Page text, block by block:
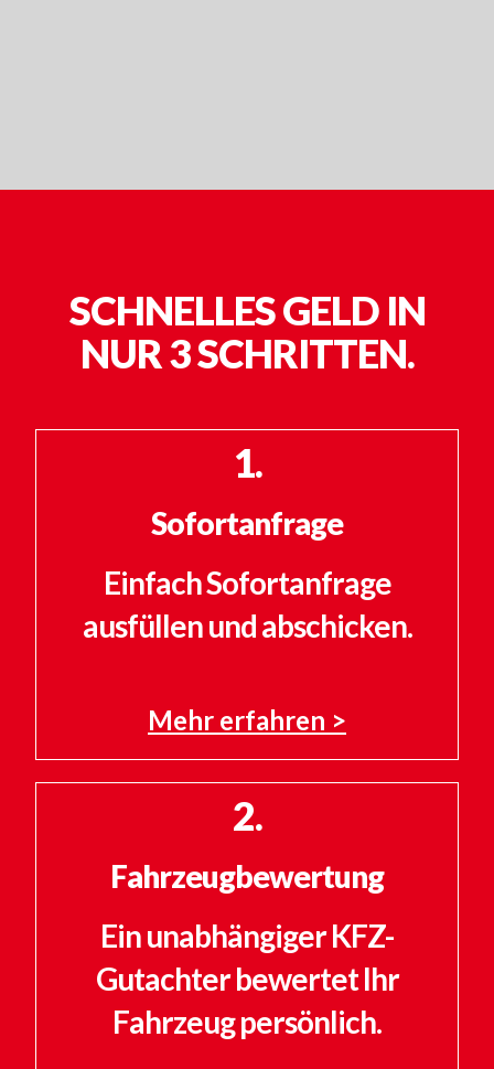
SCHNELLES GELD IN
NUR 3 SCHRITTEN.
1.
Sofortanfrage
Einfach Sofortanfrage
ausfüllen und abschicken.
Mehr erfahren >
2.
Fahrzeugbewertung
Ein unabhängiger KFZ-
Gutachter bewertet Ihr
Fahrzeug persönlich.